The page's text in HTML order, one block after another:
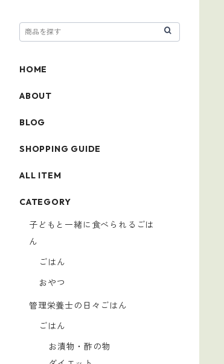
HOME
ABOUT
BLOG
SHOPPING GUIDE
ALL ITEM
CATEGORY
子どもと一緒に食べられるごは
ん
ごはん
おやつ
管理栄養士の日々ごはん
ごはん
お漬物・酢の物